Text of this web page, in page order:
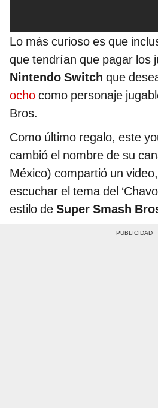
Lo más curioso es que
que tendrían que pagar los
Nintendo Switch que
ocho como personaje
Bros.
Como último regalo, este
cambió el nombre de su
México) compartió un
escuchar el tema del
estilo de Super Smash